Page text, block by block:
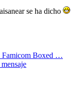
se ha dicho
Famicom Boxed …